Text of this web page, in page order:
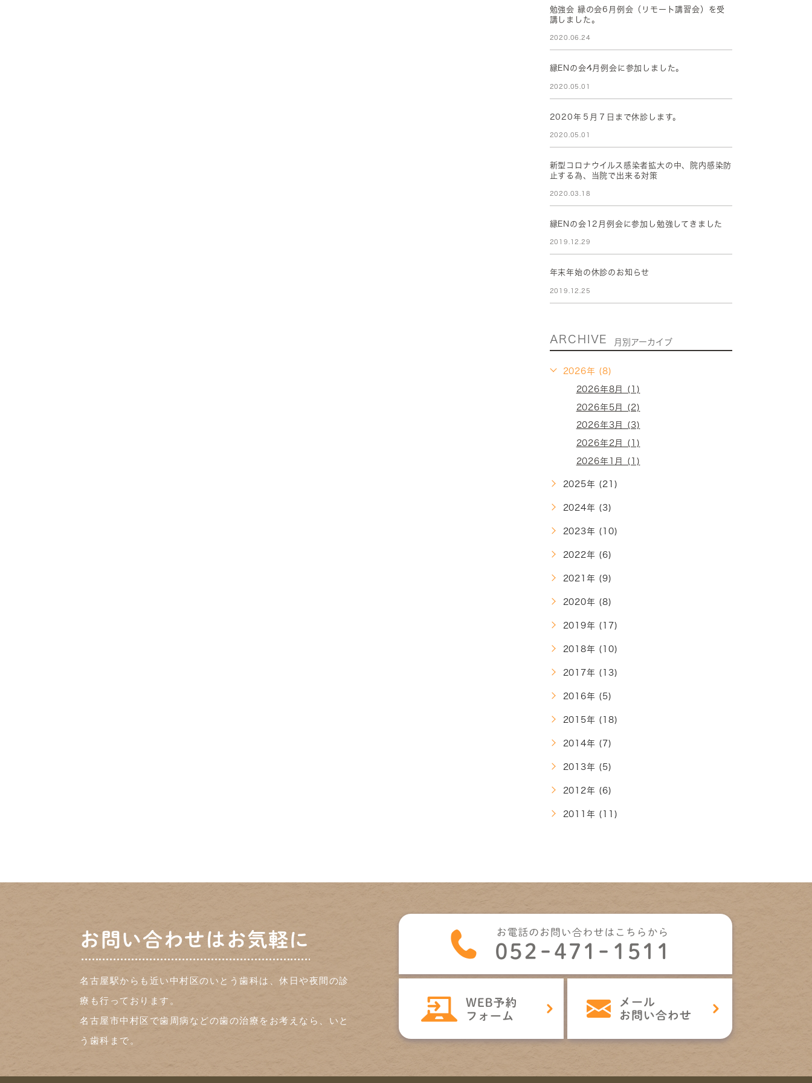
勉強会 縁の会6月例会（リモート講習会）を受
講しました。
2020.06.24
縁ENの会4月例会に参加しました。
2020.05.01
2020年５月７日まで休診します。
2020.05.01
新型コロナウイルス感染者拡大の中、院内感染防
止する為、当院で出来る対策
2020.03.18
縁ENの会12月例会に参加し勉強してきました
2019.12.29
年末年始の休診のお知らせ
2019.12.25
ARCHIVE 月別アーカイブ
2026年 (8)
2026年8月 (1)
2026年5月 (2)
2026年3月 (3)
2026年2月 (1)
2026年1月 (1)
2025年 (21)
2024年 (3)
2023年 (10)
2022年 (6)
2021年 (9)
2020年 (8)
2019年 (17)
2018年 (10)
2017年 (13)
2016年 (5)
2015年 (18)
2014年 (7)
2013年 (5)
2012年 (6)
2011年 (11)
お問い合わせはお気軽に
名古屋駅からも近い中村区のいとう歯科は、休日や夜間の診
療も行っております。
名古屋市中村区で歯周病などの歯の治療をお考えなら、いと
う歯科まで。